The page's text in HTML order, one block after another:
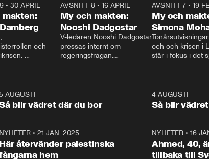
• 30 APRIL
makten:
och
och Makten.
AVSNITT 8• 16 APRIL
My och makten:
Nooshi Dadgostar
V-ledaren Nooshi Dadgostar
pressas internt om
regeringsfrågan.
– Vi ställer upp i val. Ska vi
vara med så sitter vi förstås
AVSNITT 7• 19
My och
Simona
och och krisen i
står i fokus i det
kommentator My
Rohwedder ställer
utbildnings- och
Mohamsson till
AUGUSTI
blir vädret där du bor
4 AUGUSTI
Så blir
NYHETER •21 JAN. 2025
Här återvänder palestinska
hem
NYHETER• 16
Ahmed, 40,
tillbaka till